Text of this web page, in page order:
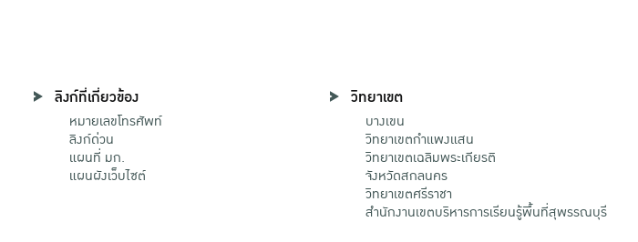
ลิงก์ที่เกี่ยวข้อง
หมายเลขโทรศัพท์
ลิงก์ด่วน
แผนที่ มก.
แผนผังเว็บไซต์
วิทยาเขต
บางเขน
วิทยาเขตกําแพงแสน
วิทยาเขตเฉลิมพระเกียรติ
จังหวัดสกลนคร
วิทยาเขตศรีราชา
สำนักงานเขตบริหารการเรียนรู้พื้นที่สุพรรณบุรี